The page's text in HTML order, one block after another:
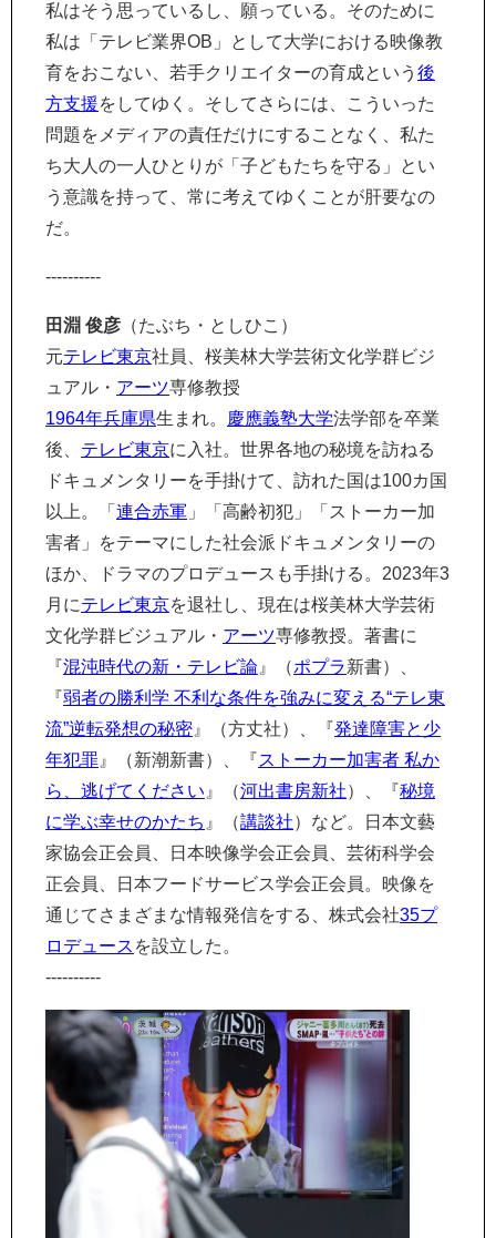
私はそう思っているし、願っている。そのために
私は「テレビ業界OB」として大学における映像教
育をおこない、若手クリエイターの育成という 後
方支援をしてゆく。そしてさらには、こういった
問題をメディアの責任だけにすることなく、私た
ち大人の一人ひとりが「子どもたちを守る」とい
う意識を持って、常に考えてゆくことが肝要なの
だ。
----------
田淵 俊彦 （たぶち・としひこ）
元テレビ東京社員、桜美林大学芸術文化学群ビジ
ュアル・ アーツ専修教授
1964年兵庫県生まれ。 慶應義塾大学法学部を卒業
後、 テレビ東京に入社。世界各地の秘境を訪ねる
ドキュメンタリーを手掛けて、訪れた国は100カ国
以上。「 連合赤軍 」「高齢初犯」「ストーカー加
害者」をテーマにした社会派ドキュメンタリーの
ほか、ドラマのプロデュースも手掛ける。2023年3
月にテレビ東京を退社し、現在は桜美林大学芸術
文化学群ビジュアル・ アーツ専修教授。著書に
『混沌時代の新・テレビ論 』（ポプラ新書）、
『弱者の勝利学 不利な条件を強みに変える“テレ東
流”逆転発想の秘密 』（方丈社）、『発達障害と少
年犯罪 』（新潮新書）、『ストーカー加害者 私か
ら、逃げてください 』（河出書房新社）、『秘境
に学ぶ幸せのかたち 』（講談社）など。日本文藝
家協会正会員、日本映像学会正会員、芸術科学会
正会員、日本フードサービス学会正会員。映像を
通じてさまざまな情報発信をする、株式会社35プ
ロデュース を設立した。
----------